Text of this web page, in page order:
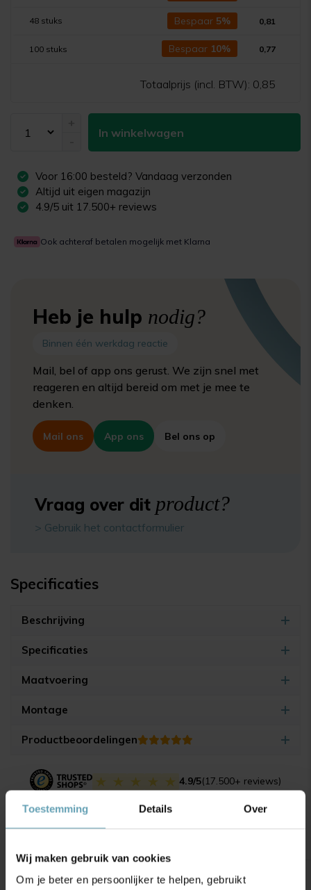
Toestemming Details Over
Wij maken gebruik van cookies
Om je beter en persoonlijker te helpen, gebruikt
48 stuks Bespaar 5% 0,81
100 stuks Bespaar 10% 0,77
Totaalprijs (incl. BTW): 0,85
In winkelwagen
Voor 16:00 besteld? Vandaag verzonden
Altijd uit eigen magazijn
4.9/5 uit 17.500+ reviews
Ook achteraf betalen mogelijk met Klarna
Heb je hulp nodig?
Binnen één werkdag reactie
Mail, bel of app ons gerust. We zijn snel met
reageren en altijd bereid om met je mee te
denken.
Mail ons App ons Bel ons op
Vraag over dit product?
> Gebruik het contactformulier
Specificaties
Beschrijving
Specificaties
Maatvoering
Montage
Productbeoordelingen
4.9/5(17.500+ reviews)